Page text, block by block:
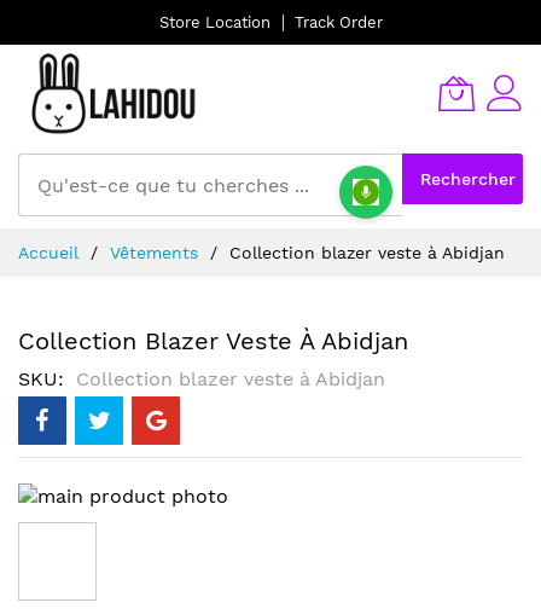
Store Location Track Order
Rechercher
au
Accueil Vêtements Collection blazer veste à Abidjan
Collection Blazer Veste À Abidjan
SKU Collection blazer veste à Abidjan
Skip
to
of